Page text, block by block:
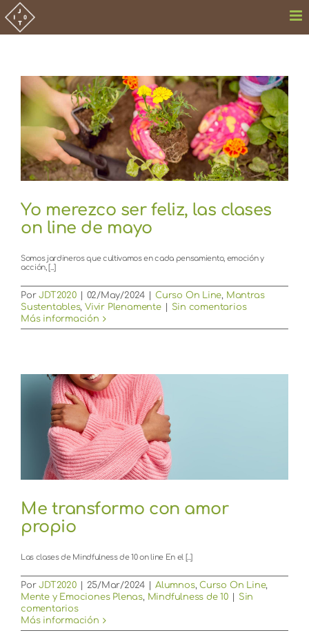
Saltar
al
contenido
Yo merezco ser feliz, las clases
on line de mayo
Somos jardineros que cultivamos en cada pensamiento, emoción y
acción, [...]
PorJDT2020 02/May/2024 Curso On Line, Mantras
Sustentables,Vivir Plenamente
Sin comentarios
Más información
Me transformo con amor
propio
Las clases de Mindfulness de 10 on line En el [...]
PorJDT2020 25/Mar/2024 Alumnos,Curso On Line,
Mente y Emociones Plenas, Mindfulness de 10
Sin
comentarios
Más información